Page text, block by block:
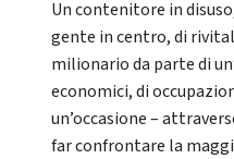
Un contenitore in
gente in centro, di
milionario da parte di
economici, di
un’occasione –
far confrontare la